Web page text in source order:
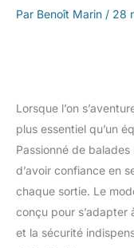
Par Benoît Marin / 28
Lorsque l’on
plus essentiel qu’un
Passionné de
d’avoir confiance en
chaque sortie. Le
conçu pour s’adapter
et la sécurité